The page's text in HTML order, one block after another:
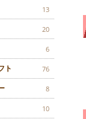
13
20
6
ト 76
8
10